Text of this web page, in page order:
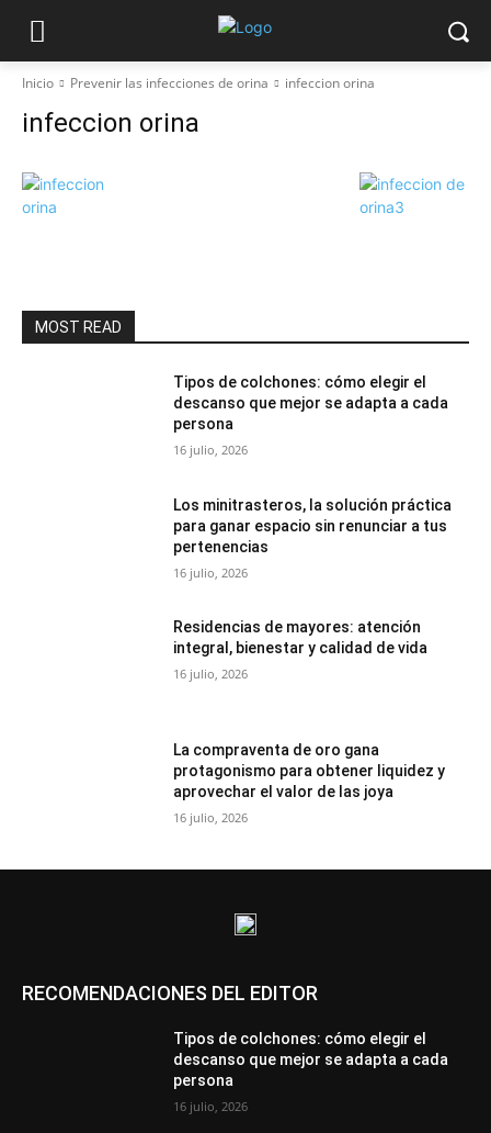
Inicio Prevenir las infecciones de orina infeccion orina
infeccion orina
MOST READ
Tipos de colchones: cómo elegir el
descanso que mejor se adapta a cada
persona
16 julio, 2026
Los minitrasteros, la solución práctica
para ganar espacio sin renunciar a tus
pertenencias
16 julio, 2026
Residencias de mayores: atención
integral, bienestar y calidad de vida
16 julio, 2026
La compraventa de oro gana
protagonismo para obtener liquidez y
aprovechar el valor de las joya
16 julio, 2026
RECOMENDACIONES DEL EDITOR
Tipos de colchones: cómo elegir el
descanso que mejor se adapta a cada
persona
16 julio, 2026